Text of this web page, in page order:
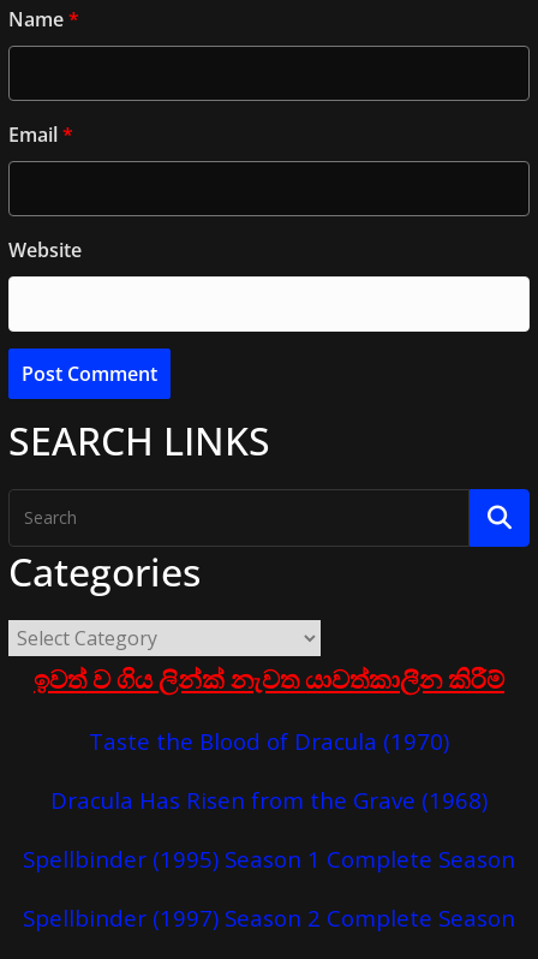
Name*
Email*
Website
SEARCH LINKS
Categories
ඉවත් ව ගිය ලින්ක් නැවත යාවත්කාලීන කිරීම්
Taste the Blood of Dracula (1970)
Dracula Has Risen from the Grave (1968)
Spellbinder (1995) Season 1 Complete Season
Spellbinder (1997) Season 2 Complete Season